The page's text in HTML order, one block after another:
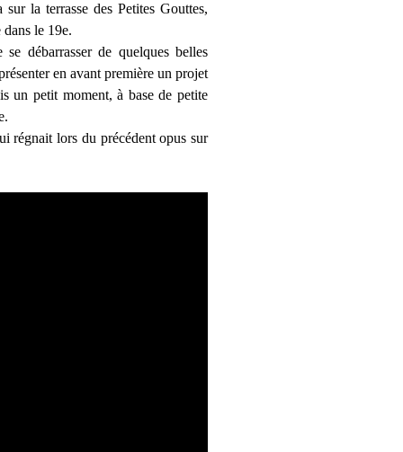
la terrasse des Petites Gouttes,
dans le 19e.
débarrasser de quelques belles
en avant première un projet
un petit moment, à base de petite
régnait lors du précédent opus sur